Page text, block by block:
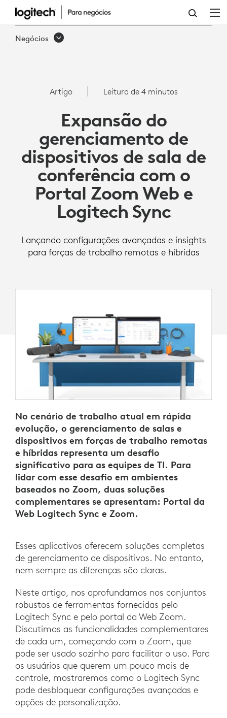
ARTIGO:
PORTAL
LOGITECH
PARA
EMPRESAS
Negócios
Artigo Leitura de 4 minutos
Expansão do
gerenciamento de
dispositivos de sala de
conferência com o
Portal Zoom Web e
Logitech Sync
Lançando configurações avançadas e insights
para forças de trabalho remotas e híbridas
No cenário de trabalho atual em rápida
evolução, o gerenciamento de salas e
dispositivos em forças de trabalho remotas
e híbridas representa um desafio
significativo para as equipes de TI. Para
lidar com esse desafio em ambientes
baseados no Zoom, duas soluções
complementares se apresentam: Portal da
Web Logitech Sync e Zoom.
Esses aplicativos oferecem soluções completas
de gerenciamento de dispositivos. No entanto,
nem sempre as diferenças são claras.
Neste artigo, nos aprofundamos nos conjuntos
robustos de ferramentas fornecidas pelo
Logitech Sync e pelo portal da Web Zoom.
Discutimos as funcionalidades complementares
de cada um, começando com o Zoom, que
pode ser usado sozinho para facilitar o uso. Para
os usuários que querem um pouco mais de
controle, mostraremos como o Logitech Sync
pode desbloquear configurações avançadas e
opções de personalização.